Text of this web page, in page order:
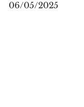
06/05/2025